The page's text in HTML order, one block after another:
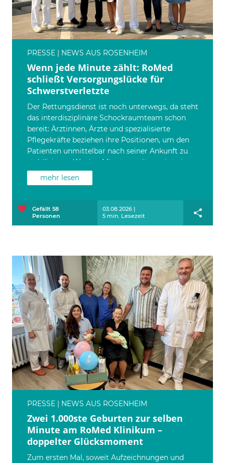
PRESSE | NEWS AUS ROSENHEIM
Wenn jede Minute zählt: RoMed
schließt Versorgungslücke für
Schwerstverletzte
Der Rettungsdienst ist noch unterwegs, da steht
das interdisziplinäre Schockraumteam schon
bereit: Ärztinnen, Ärzte und spezialisierte
Pflegekräfte beziehen ihre Positionen, um den
Patienten unmittelbar nach seiner Ankunft zu
stabilisieren. Wenige Minuten später zeigt ein
Ganzkörper-CT, wo lebensbedrohliche
Verletzungen liegen. Muss operiert werden, geht
zählt jede Minute.
mehr lesen
03.08.2026 |
5 min. Lesezeit
Gefällt 58
Personen
PRESSE | NEWS AUS ROSENHEIM
Zwei 1.000ste Geburten zur selben
Minute am RoMed Klinikum –
doppelter Glücksmoment
Zum ersten Mal, soweit Aufzeichnungen und